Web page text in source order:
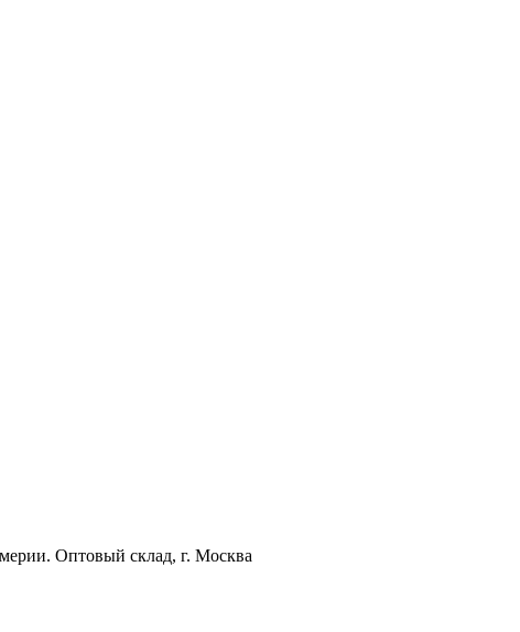
Оптовый склад, г. Москва